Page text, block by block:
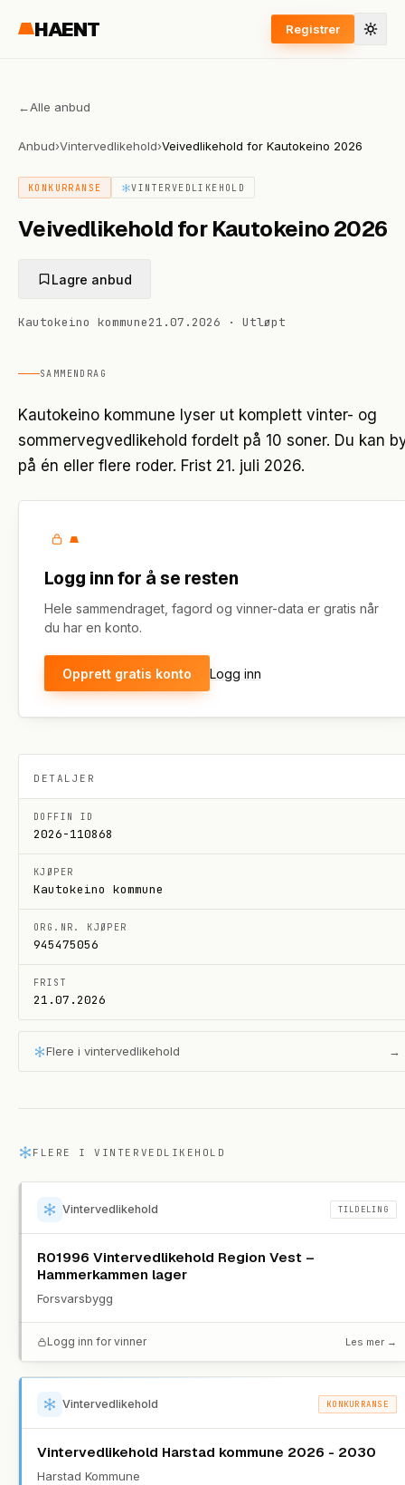
HAENT Registrer
←Alle anbud
Anbud›Vintervedlikehold›Veivedlikehold for Kautokeino 2026
KONKURRANSE VINTERVEDLIKEHOLD
Veivedlikehold for Kautokeino 2026
Lagre anbud
Kautokeino kommune21.07.2026 · Utløpt
SAMMENDRAG
Kautokeino kommune lyser ut komplett vinter- og
sommervegvedlikehold fordelt på 10 soner. Du kan
på én eller flere roder. Frist 21. juli 2026.
Logg inn for å se resten
Hele sammendraget, fagord og vinner-data er gratis når
du har en konto.
Opprett gratis konto Logg inn
DETALJER
DOFFIN ID
2026-110868
KJØPER
Kautokeino kommune
ORG.NR. KJØPER
945475056
FRIST
21.07.2026
Flere i vintervedlikehold →
FLERE IVINTERVEDLIKEHOLD
Vintervedlikehold TILDELING
R01996 Vintervedlikehold Region Vest –
Hammerkammen lager
Forsvarsbygg
Logg inn for vinner Les mer →
Vintervedlikehold KONKURRANSE
Vintervedlikehold Harstad kommune 2026 - 2030
Harstad Kommune